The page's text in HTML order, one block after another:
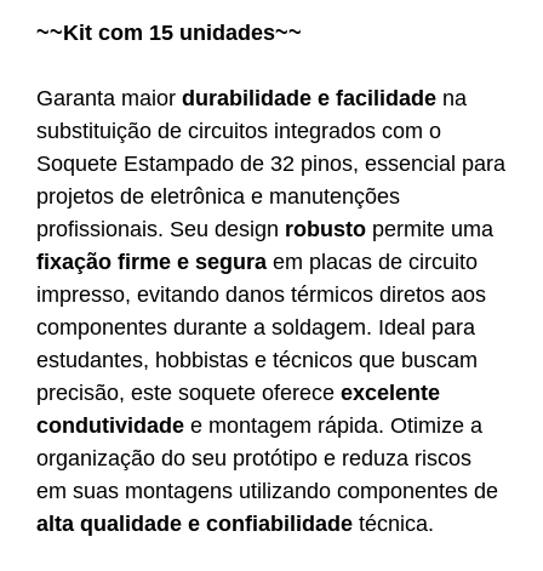
~~Kit com 15 unidades~~
Garanta maior durabilidade e facilidade na
substituição de circuitos integrados com o
Soquete Estampado de 32 pinos, essencial para
projetos de eletrônica e manutenções
profissionais. Seu design robusto permite uma
fixação firme e segura em placas de circuito
impresso, evitando danos térmicos diretos aos
componentes durante a soldagem. Ideal para
estudantes, hobbistas e técnicos que buscam
precisão, este soquete oferece excelente
condutividade e montagem rápida. Otimize a
organização do seu protótipo e reduza riscos
em suas montagens utilizando componentes de
alta qualidade e confiabilidade técnica.